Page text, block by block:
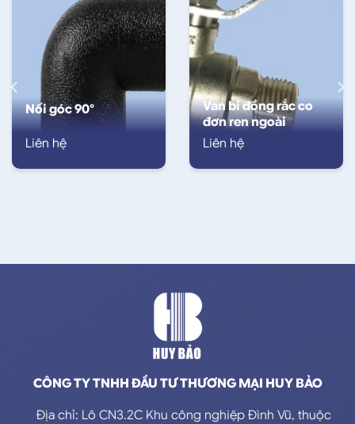
Nối góc 90°
Liên hệ
Van bi đồng rắc co
đơn ren ngoài
Liên hệ
CÔNG TY TNHH ĐẦU TƯ THƯƠNG MẠI HUY BẢO
Địa chỉ: Lô CN3.2C Khu công nghiệp Đình Vũ, thuộc